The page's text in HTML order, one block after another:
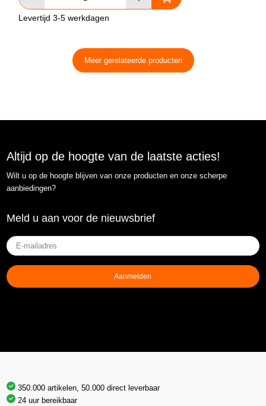
Levertijd 3-5 werkdagen
Meer gerelateerde producten
Altijd op de hoogte van de laatste acties!
Wilt u op de hoogte blijven van onze producten en onze scherpe
aanbiedingen?
Meld u aan voor de nieuwsbrief
E-
mailadres(Vereist)
Aanmelden
350.000 artikelen, 50.000 direct leverbaar
24 uur bereikbaar